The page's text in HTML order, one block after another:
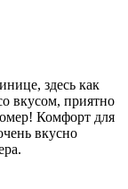
здесь как
вкусом, приятно
Комфорт для
вкусно